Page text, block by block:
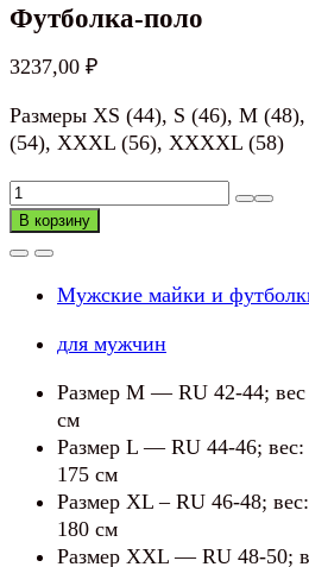
Футболка-поло
3237,00 ₽
Размеры XS (44), S (46), M
(54), XXXL (56), XXXXL (58)
Количество
товара
Футболка-
В корзину
Мужские майки и
для мужчин
Размер M — RU 42-44; вес
см
Размер L — RU 44-46; вес:
175 см
Размер XL – RU 46-48;
180 см
Размер XXL — RU 48-50;